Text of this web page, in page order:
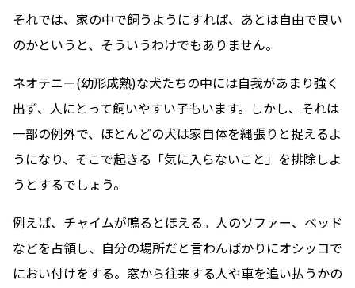
それでは、家の中で飼うようにすれば、あとは自由で良い
のかというと、そういうわけでもありません。
ネオテニー(幼形成熟)な犬たちの中には自我があまり強く
出ず、人にとって飼いやすい子もいます。しかし、それは
一部の例外で、ほとんどの犬は家自体を縄張りと捉えるよ
うになり、そこで起きる「気に入らないこと」を排除しよ
うとするでしょう。
例えば、チャイムが鳴るとほえる。人のソファー、ベッド
などを占領し、自分の場所だと言わんばかりにオシッコで
におい付けをする。窓から往来する人や車を追い払うかの